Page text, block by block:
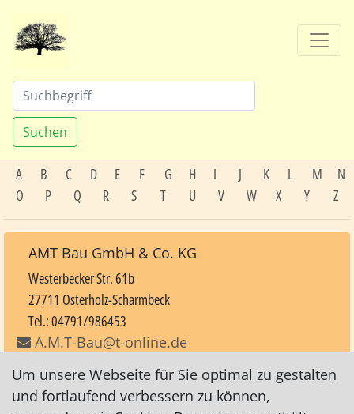
Suchen
A B C D E F G H I J K L M
N
O
P Q R S T U V W X Y Z
AMT Bau GmbH & Co. KG
Westerbecker Str. 61b
27711 Osterholz-Scharmbeck
Tel.: 04791/986453
A.M.T-Bau@t-online.de
Um unsere Webseite für Sie optimal zu gestalten
und fortlaufend verbessern zu können,